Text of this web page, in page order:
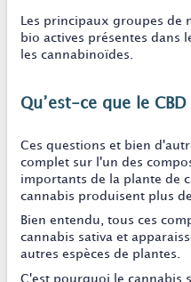
Les principaux groupes de
bio actives présentes dans
les cannabinoïdes.
Qu’est-ce que le
Ces questions et bien
complet sur l'un des
importants de la plante de
cannabis produisent plus
Bien entendu, tous ces
cannabis sativa et
autres espèces de plantes.
C'est pourquoi le cannabis